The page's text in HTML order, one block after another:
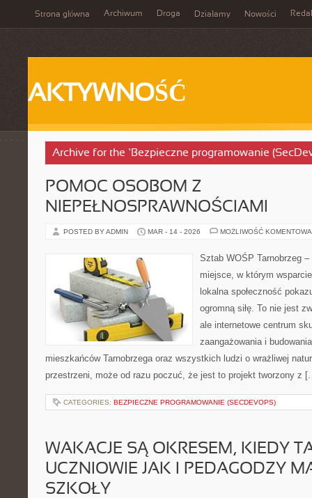
Strona główna Archiwum Droga Działamy Nowości
AKTYWNOŚĆ
Archive for the ‘Bezpieczne programowanie
POMOC OSOBOM Z
NIEPEŁNOSPRAWNOŚCIAMI
POSTED BY ADMIN MAR - 14 - 2026 MOŻLIWOŚĆ
Sztab WOŚP Tarnobrzeg
miejsce, w którym
lokalna społeczność
ogromną siłę. To nie jest
ale internetowe centrum
zaangażowania i
mieszkańców Tarnobrzega oraz wszystkich ludzi o wrażliwej
przestrzeni, może od razu poczuć, że jest to projekt tworzony z
CATEGORIES: BEZPIECZNE PROGRAMOWANIE (SECDEVOPS)
WAKACJE SĄ OKRESEM, KIEDY
UCZNIOWIE JAK I PEDAGODZY
SZKOŁY